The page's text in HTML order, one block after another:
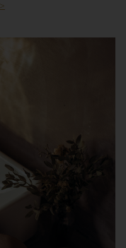
podprsenky.